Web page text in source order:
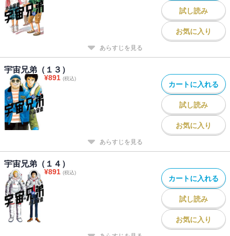
試し読み
お気に入り
あらすじを見る
宇宙兄弟（１３）
¥891 (税込)
カートに入れる
試し読み
お気に入り
あらすじを見る
宇宙兄弟（１４）
¥891 (税込)
カートに入れる
試し読み
お気に入り